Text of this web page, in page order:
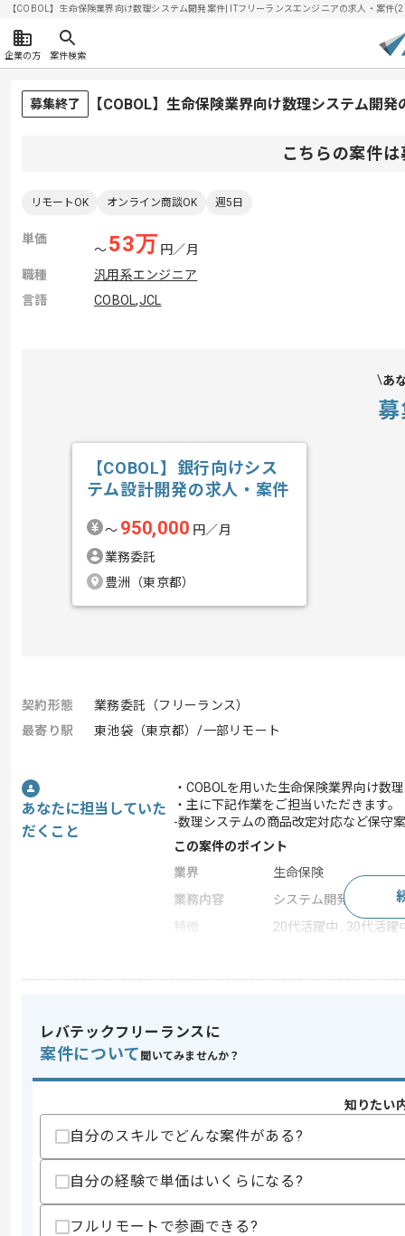
【COBOL】生命保険業界向け数理システム開発案件| ITフリーランスエンジニアの求人・案件
企業の方 案件検索
募集終了 【COBOL】生命保険業界向け数理システム開
こちらの案件
リモートOK オンライン商談OK 週5日
単価
〜53万 円／月
職種
汎用系エンジニア
言語
COBOL,JCL
あ
【COBOL】銀行向けシス
テム設計開発の求人・案件
〜 950,000 円／月
業務委託
豊洲（東京都）
契約形態
業務委託（フリーランス）
最寄り駅
東池袋（東京都）/一部リモート
あなたに担当していた
だくこと
・COBOLを用いた生命保険業界向け数
・主に下記作業をご担当いただきます。
-数理システムの商品改定対応など保守
この案件のポイント
業界
生命保険
業務内容
システム開発 , 受託開
特徴
20代活躍中 , 30代活躍
歓迎スキル
スキルに不安がある方へ
商談回数
レバテックフリーランスに
案件について 聞いてみませんか？
知りたい
自分のスキルでどんな案件がある?
自分の経験で単価はいくらになる?
フルリモートで参画できる?